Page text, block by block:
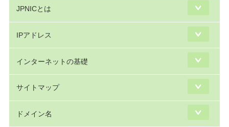
JPNICとは
IPアドレス
インターネットの基礎
サイトマップ
ドメイン名